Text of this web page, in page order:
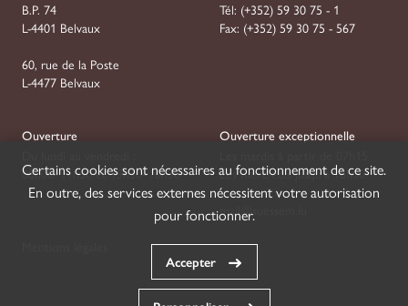
Réservation
Association
Date de début
JJ
slash
MM
slash
Heure de début *
Heure de fin*
B.P. 74
L-4401 Belvaux
60, rue de la Poste
L-4477 Belvaux
Tél: (+352) 59 30 75 - 1
Fax: (+352) 59 30 75 - 567
Ouverture
08h00–11h30 et 13h30–16h30
Ouverture exceptionnelle
Les mercredis jusqu'à 18h00
mail@suessem.lu
Certains cookies sont nécessaires au fonctionnement de ce site.
En outre, des services externes nécessitent votre autorisation
pour fonctionner.
Accepter